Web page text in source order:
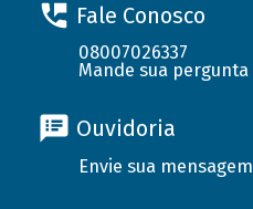
Fale Conosco
08007026337
Mande sua pergunta
Ouvidoria
Envie sua mensagem